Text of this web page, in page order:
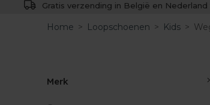
Gratis verzending in België en Nederland
Home > Loopschoenen > Kids >
Merk